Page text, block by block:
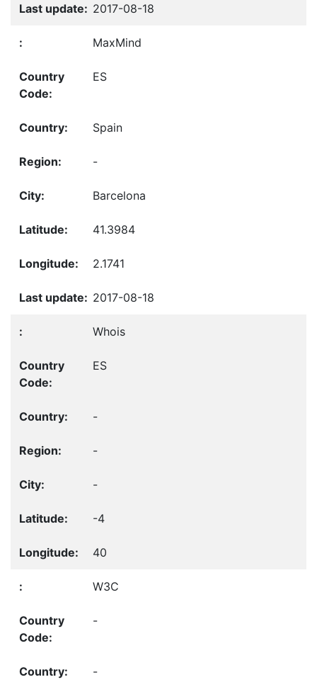
2017-08-18
MaxMind
ES
Spain
-
Barcelona
41.3984
2.1741
2017-08-18
Whois
ES
-
-
-
-4
40
W3C
-
-